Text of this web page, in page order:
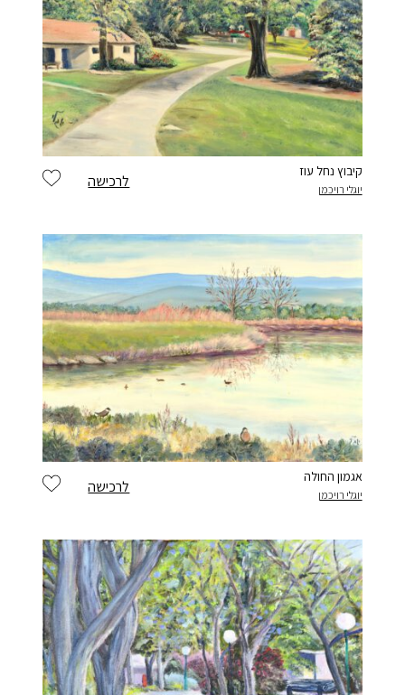
לרכישה
קיבוץ נחל עוז
יוגלי רויכמן
לרכישה
אגמון החולה
יוגלי רויכמן